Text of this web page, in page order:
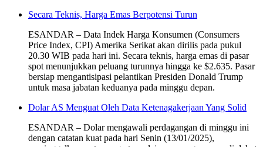
Secara Teknis, Harga Emas Berpotensi Turun
ESANDAR – Data Indek Harga Konsumen (Consumers
Price Index, CPI) Amerika Serikat akan dirilis pada pukul
20.30 WIB pada hari ini. Secara teknis, harga emas di pasar
spot menunjukkan peluang turunnya hingga ke $2.635. Pasar
bersiap mengantisipasi pelantikan Presiden Donald Trump
untuk masa jabatan keduanya pada minggu depan.
Dolar AS Menguat Oleh Data Ketenagakerjaan Yang Solid
ESANDAR – Dolar mengawali perdagangan di minggu ini
dengan catatan kuat pada hari Senin (13/01/2025),